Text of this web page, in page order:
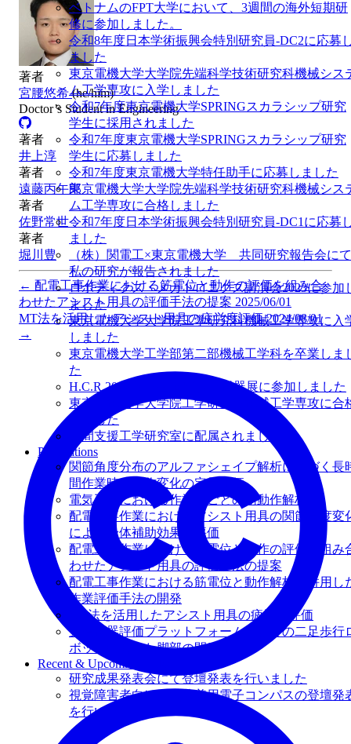
ベトナムのFPT大学において、3週間の海外短期研
修に参加しました。
令和8年度日本学術振興会特別研究員-DC2に応募
ました
東京電機大学大学院先端科学技術研究科機械シス
ム工学専攻に入学しました
令和7年度東京電機大学SPRINGスカラシップ研究
学生に採用されました
令和7年度東京電機大学SPRINGスカラシップ研究
学生に応募しました
令和7年度東京電機大学特任助手に応募しました
東京電機大学大学院先端科学技術研究科機械シス
ム工学専攻に合格しました
令和7年度日本学術振興会特別研究員-DC1に応募
ました
（株）関電工×東京電機大学 共同研究報告会にて
私の研究が報告されました
ロボティクス・メカトロニクス講演会2023に参加
ました
東京電機大学大学院工学研究科機械工学専攻に入
しました
東京電機大学工学部第二部機械工学科を卒業しま
た
H.C.R.2022 第49回国際福祉機器展に参加しました
東京電機大学大学院工学研究科機械工学専攻に合
しました
人間支援工学研究室に配属されました
Publications
関節角度分布のアルファシェイプ解析に基づく長
間作業時の動作変化の定量評価
電気工事における作業員ごとの筋動作解析
配電工事作業におけるアシスト用具の関節角度変
による身体補助効果の評価
配電工事作業における筋電位と動作の評価を組み
わせたアシスト用具の評価手法の提案
配電工事作業における筋電位と動作解析を併用し
作業評価手法の開発
MT法を活用したアシスト用具の疲労度評価
支援機器評価プラットフォームとしての二足歩行
ボットにむけた脚部の開発
Recent & Upcoming Talks
研究成果発表会にて登壇発表を行いました
視覚障害者向け白杖装着用電子コンパスの登壇発
を行いました
著者
宮腰悠希(he/him)
Doctor’s Student in Engineering
著者
井上淳
著者
遠藤丙午郎
著者
佐野常世
著者
堀川豊
← 配電工事作業における筋電位と動作の評価を組み合
わせたアシスト用具の評価手法の提案 2025/06/01
MT法を活用したアシスト用具の疲労度評価 2024/08/01
→